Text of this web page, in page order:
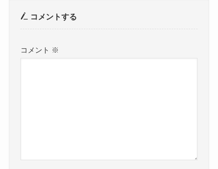
コメントする
コメント ※